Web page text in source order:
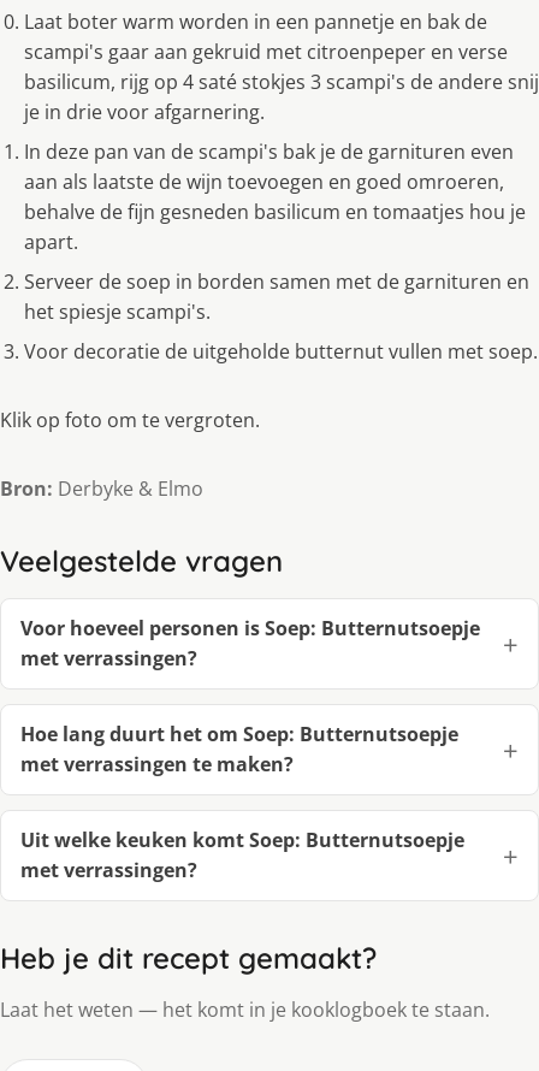
Laat boter warm worden in een pannetje en bak de
scampi's gaar aan gekruid met citroenpeper en verse
basilicum, rijg op 4 saté stokjes 3 scampi's de andere snij
je in drie voor afgarnering.
In deze pan van de scampi's bak je de garnituren even
aan als laatste de wijn toevoegen en goed omroeren,
behalve de fijn gesneden basilicum en tomaatjes hou je
apart.
Serveer de soep in borden samen met de garnituren en
het spiesje scampi's.
Voor decoratie de uitgeholde butternut vullen met soep.
Klik op foto om te vergroten.
Bron: Derbyke & Elmo
Veelgestelde vragen
Voor hoeveel personen is Soep: Butternutsoepje
met verrassingen?
Hoe lang duurt het om Soep: Butternutsoepje
met verrassingen te maken?
Uit welke keuken komt Soep: Butternutsoepje
met verrassingen?
Heb je dit recept gemaakt?
Laat het weten — het komt in je kooklogboek te staan.